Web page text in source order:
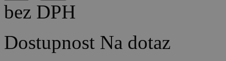
bez DPH
Dostupnost Na dotaz